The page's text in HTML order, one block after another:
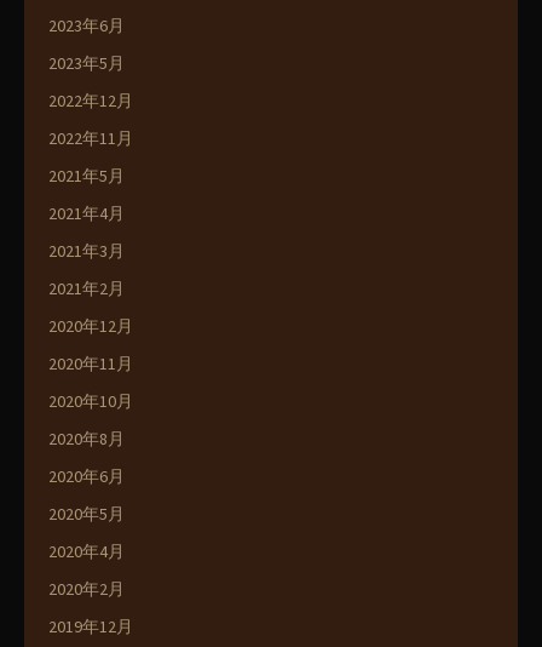
2023年6月
2023年5月
2022年12月
2022年11月
2021年5月
2021年4月
2021年3月
2021年2月
2020年12月
2020年11月
2020年10月
2020年8月
2020年6月
2020年5月
2020年4月
2020年2月
2019年12月